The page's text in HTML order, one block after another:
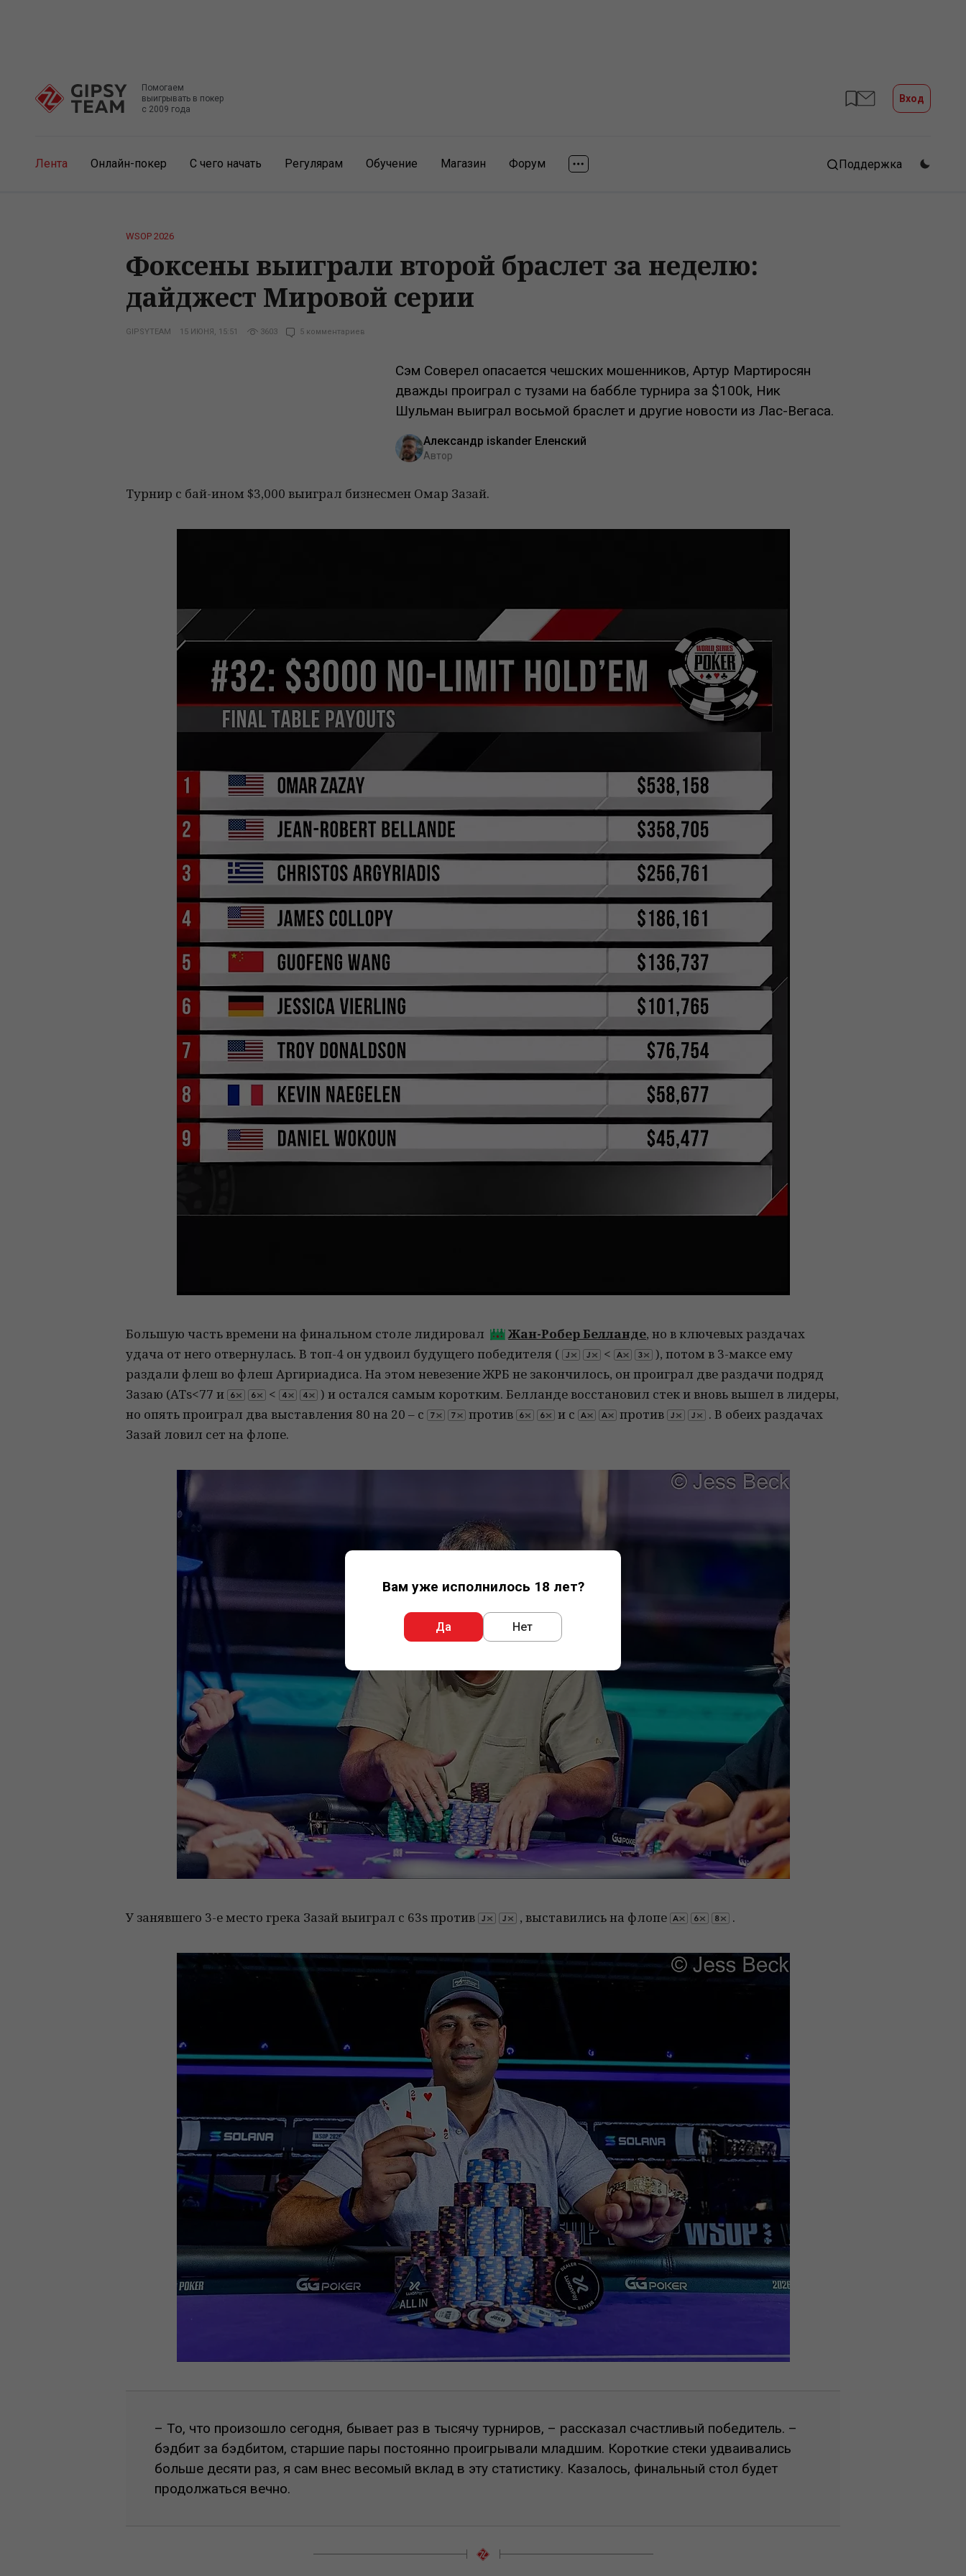
Помогаем
выигрывать в покер
с 2009 года
Вход
Вам уже исполнилось 18 лет?
Да Нет
Лента Онлайн-покер С чего начать Регулярам Обучение Магазин Форум Поддержка
WSOP 2026
Фоксены выиграли второй браслет за неделю:
дайджест Мировой серии
GIPSYTEAM 15 ИЮНЯ, 15:51 3603 5 комментариев
Сэм Соверел опасается чешских мошенников, Артур Мартиросян
дважды проиграл с тузами на баббле турнира за $100k, Ник
Шульман выиграл восьмой браслет и другие новости из Лас-Вегаса.
Александр iskander Еленский
Автор
Турнир с бай-ином $3,000 выиграл бизнесмен Омар Зазай.
Большую часть времени на финальном столе лидировал Жан-Робер Белланде, но в ключевых раздачах
удача от него отвернулась. В топ-4 он удвоил будущего победителя (
<
), потом в 3-максе ему
раздали флеш во флеш Аргириадиса. На этом невезение ЖРБ не закончилось, он проиграл две раздачи подряд
Зазаю (ATs<77 и
<
) и остался самым коротким. Белланде восстановил стек и вновь вышел в лидеры,
но опять проиграл два выставления 80 на 20 – c
против и c против
. В обеих раздачах
Зазай ловил сет на флопе.
У занявшего 3-е место грека Зазай выиграл с 63s против , выставились на флопе .
– То, что произошло сегодня, бывает раз в тысячу турниров, – рассказал счастливый победитель. –
бэдбит за бэдбитом, старшие пары постоянно проигрывали младшим. Короткие стеки удваивались
больше десяти раз, я сам внес весомый вклад в эту статистику. Казалось, финальный стол будет
продолжаться вечно.